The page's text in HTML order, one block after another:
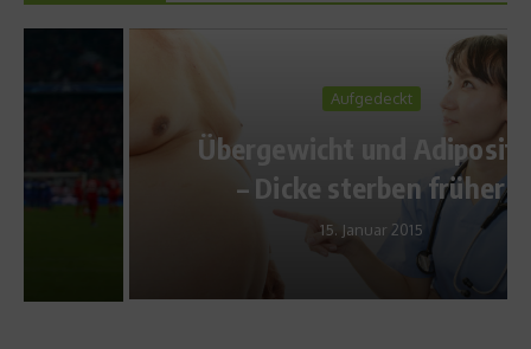
Übergewicht und Adipositas
– Dicke sterben früher